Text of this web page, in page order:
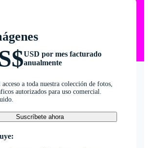
USD por mes facturado
anualmente
a toda nuestra colección de fotos,
autorizados para uso comercial.
Suscríbete ahora